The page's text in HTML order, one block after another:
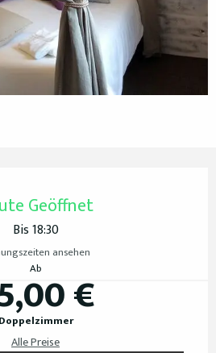
Geöffnet
Bis 18:30
ansehen
Ab
€
Doppelzimmer
Alle Preise